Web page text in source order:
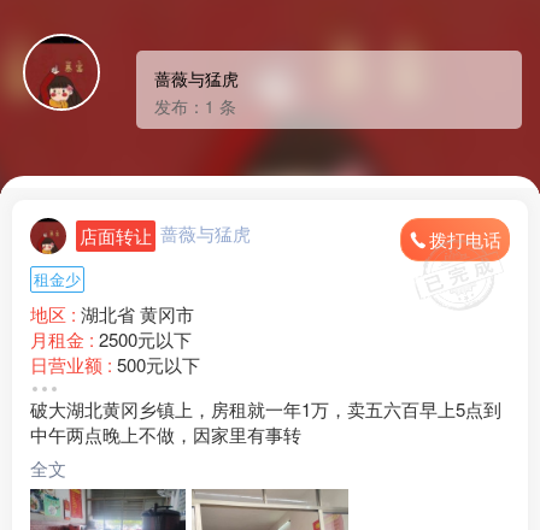
蔷薇与猛虎
发布：1 条
店面转让 蔷薇与猛虎 拨打电话
租金少
地区 : 湖北省 黄冈市
月租金 : 2500元以下
日营业额 : 500元以下
转让费 :
水电费 :500元以下
外卖情况 :没有
店面面积 :
周边环境 :学校 其他
店内设施 :水电
破大湖北黄冈乡镇上，房租就一年1万，卖五六百早上5点到
中午两点晚上不做，因家里有事转
全文